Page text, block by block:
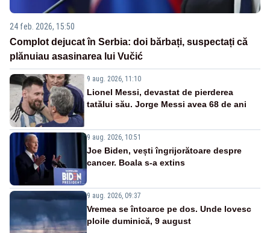
24 feb. 2026, 15:50
Complot dejucat în Serbia: doi bărbați, suspectați că
plănuiau asasinarea lui Vučić
9 aug. 2026, 11:10
Lionel Messi, devastat de pierderea
tatălui său. Jorge Messi avea 68 de ani
9 aug. 2026, 10:51
Joe Biden, vești îngrijorătoare despre
cancer. Boala s-a extins
9 aug. 2026, 09:37
Vremea se întoarce pe dos. Unde lovesc
ploile duminică, 9 august